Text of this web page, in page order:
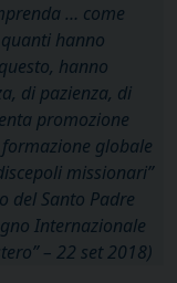
… come
hanno
hanno
di pazienza, di
promozione
globale
missionari”
del Santo Padre
Internazionale
– 22 set 2018)